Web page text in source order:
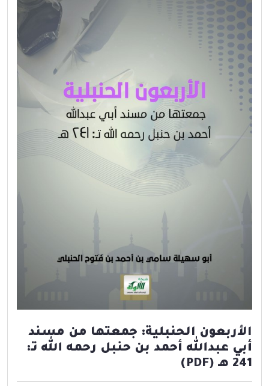
الأربعون الحنبلية: جمعتها من مسند
أبي عبدالله أحمد بن حنبل رحمه الله تـ:
241 هـ (PDF)